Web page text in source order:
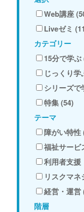
Web講座
Liveゼミ
カテゴリー
15分で学ぶ
じっくり学
シリーズで
特集 (54)
テーマ
障がい特性
福祉サービ
利用者支援
リスクマ
経営・運営
階層